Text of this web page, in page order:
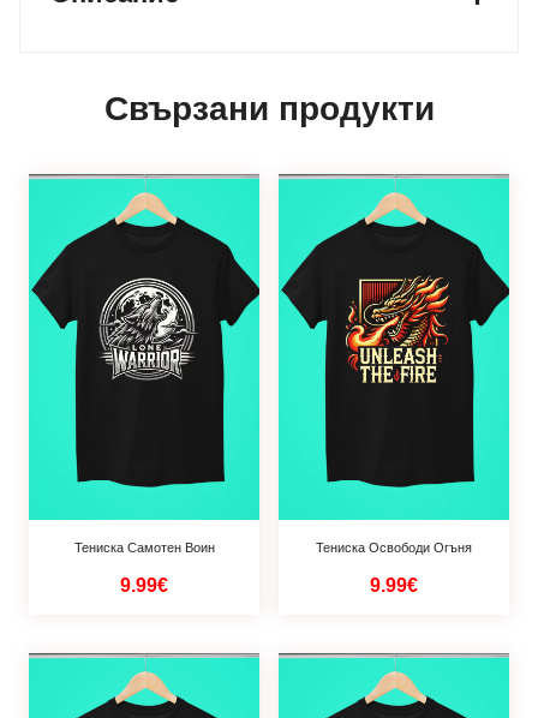
Свързани продукти
Тениска Самотен Воин
9.99€
Тениска Освободи Огъня
9.99€